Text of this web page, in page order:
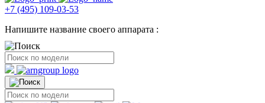
+7 (495) 109-03-53
Напишите название своего аппарата :